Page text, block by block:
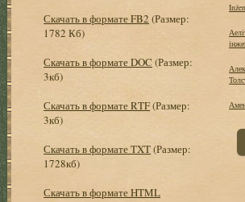
Скачать в формате FB2 (Размер:
1782 Кб)
Скачать в формате DOC (Размер:
3кб)
Скачать в формате RTF(Размер:
3кб)
Скачать в формате TXT(Размер:
1728кб)
Скачать в формате HTML